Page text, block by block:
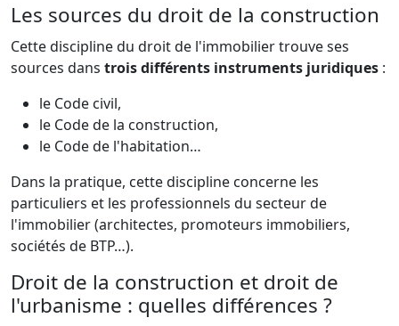
Les sources du droit de la construction
Cette discipline du droit de l'immobilier trouve ses
sources dans trois différents instruments juridiques :
le Code civil,
le Code de la construction,
le Code de l'habitation…
Dans la pratique, cette discipline concerne les
particuliers et les professionnels du secteur de
l'immobilier (architectes, promoteurs immobiliers,
sociétés de BTP…).
Droit de la construction et droit de
l'urbanisme : quelles différences ?